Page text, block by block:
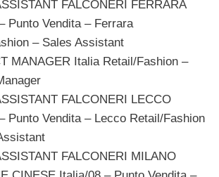
FALCONERI FERRARA
Punto Vendita – Ferrara
– Sales Assistant
MANAGER Italia Retail/Fashion –
FALCONERI LECCO
Punto Vendita – Lecco Retail/Fashion
FALCONERI MILANO